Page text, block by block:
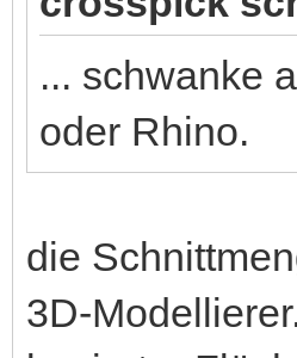
... schwanke
oder Rhino.
die
3D-